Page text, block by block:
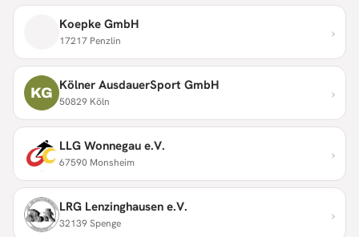
Koepke GmbH
17217 Penzlin ›
KG Kölner AusdauerSport GmbH
50829 Köln ›
LLG Wonnegau e.V.
67590 Monsheim ›
LRG Lenzinghausen e.V.
32139 Spenge ›